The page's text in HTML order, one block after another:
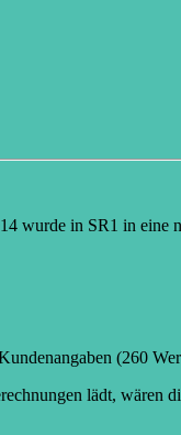
in SR1 in eine
(260
lädt, wären